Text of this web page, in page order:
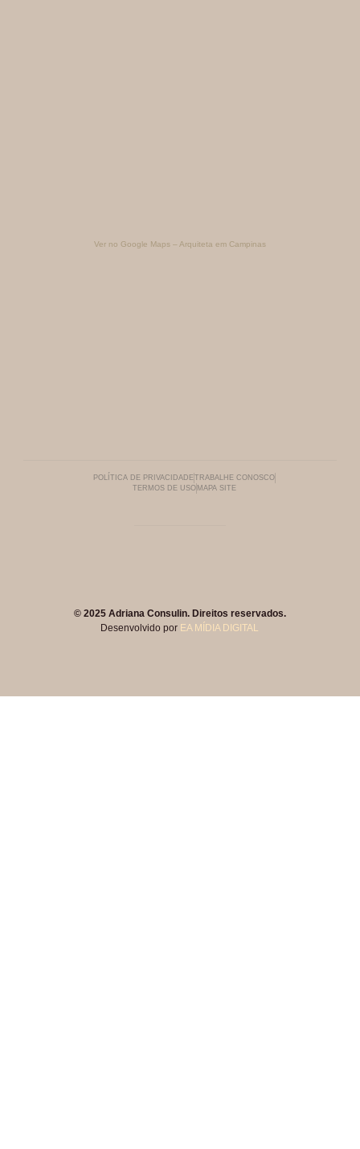
Ver no Google Maps – Arquiteta em Campinas
POLÍTICA DE PRIVACIDADE TRABALHE CONOSCO
TERMOS DE USO MAPA SITE
© 2025 Adriana Consulin. Direitos reservados.
Desenvolvido por EA MÍDIA DIGITAL